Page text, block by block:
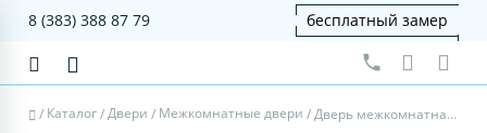
8 (383) 388 87 79 бесплатный замер
/ Каталог/Двери / Межкомнатные двери / Дверь межкомнатная Турин 501AПП.1 - белый лёд, щит мдф, алюм.золото